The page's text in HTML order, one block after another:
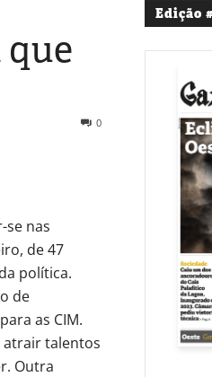
0
se nas
de 47
política.
de
as CIM.
atrair talentos
Outra
Edição